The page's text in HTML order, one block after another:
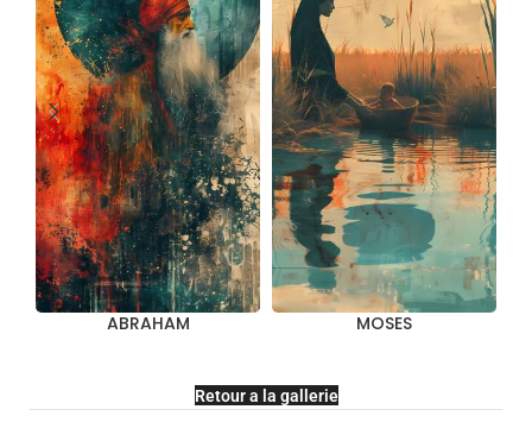
ABRAHAM MOSES
Retour a la gallerie